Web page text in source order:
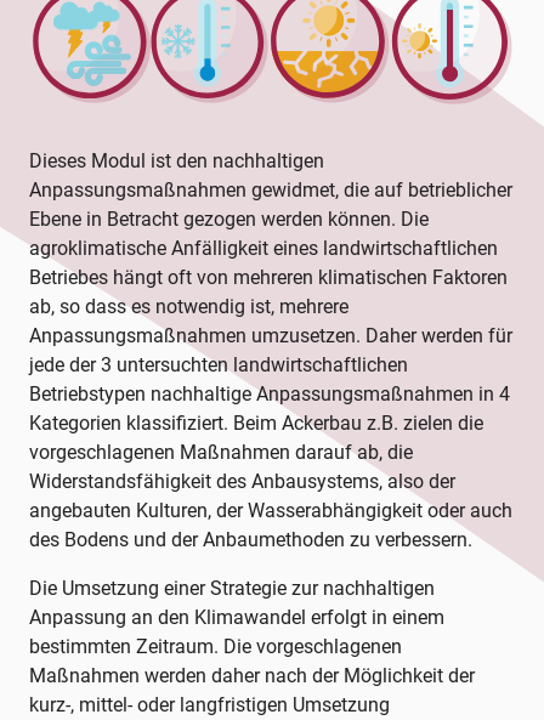
Dieses Modul ist den nachhaltigen
Anpassungsmaßnahmen gewidmet, die auf betrieblicher
Ebene in Betracht gezogen werden können. Die
agroklimatische Anfälligkeit eines landwirtschaftlichen
Betriebes hängt oft von mehreren klimatischen Faktoren
ab, so dass es notwendig ist, mehrere
Anpassungsmaßnahmen umzusetzen. Daher werden für
jede der 3 untersuchten landwirtschaftlichen
Betriebstypen nachhaltige Anpassungsmaßnahmen in 4
Kategorien klassifiziert. Beim Ackerbau z.B. zielen die
vorgeschlagenen Maßnahmen darauf ab, die
Widerstandsfähigkeit des Anbausystems, also der
angebauten Kulturen, der Wasserabhängigkeit oder auch
des Bodens und der Anbaumethoden zu verbessern.
Die Umsetzung einer Strategie zur nachhaltigen
Anpassung an den Klimawandel erfolgt in einem
bestimmten Zeitraum. Die vorgeschlagenen
Maßnahmen werden daher nach der Möglichkeit der
kurz-, mittel- oder langfristigen Umsetzung